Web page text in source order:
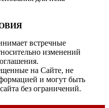
встречные
изменений
на Сайте, не
и могут быть
без ограничений.